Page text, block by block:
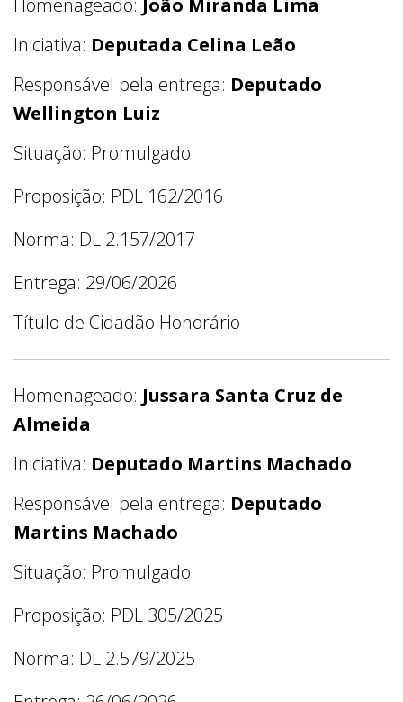
Iniciativa: Deputada Celina Leão
Responsável pela entrega: Deputado
Wellington Luiz
Situação: Promulgado
Proposição: PDL 162/2016
Norma: DL 2.157/2017
Entrega: 29/06/2026
Título de Cidadão Honorário
Homenageado: Jussara Santa Cruz de
Almeida
Iniciativa: Deputado Martins Machado
Responsável pela entrega: Deputado
Martins Machado
Situação: Promulgado
Proposição: PDL 305/2025
Norma: DL 2.579/2025